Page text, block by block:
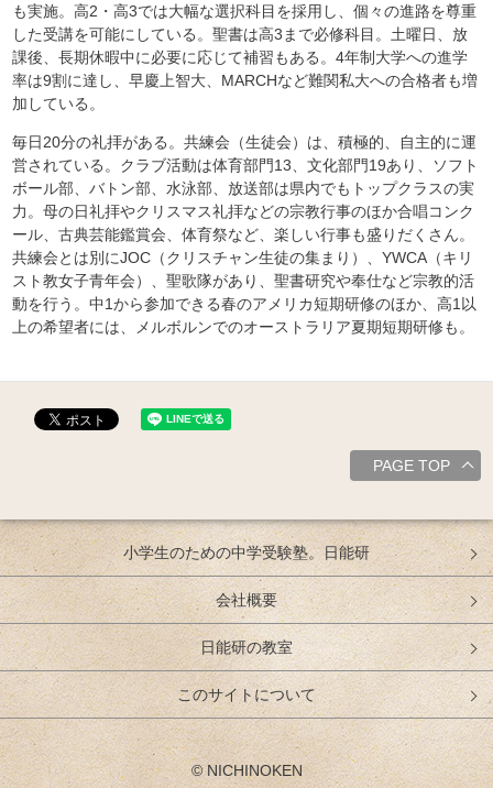
も実施。高2・高3では大幅な選択科目を採用し、個々の進路を尊重
した受講を可能にしている。聖書は高3まで必修科目。土曜日、放
課後、長期休暇中に必要に応じて補習もある。4年制大学への進学
率は9割に達し、早慶上智大、MARCHなど難関私大への合格者も増
加している。
毎日20分の礼拝がある。共練会（生徒会）は、積極的、自主的に運
営されている。クラブ活動は体育部門13、文化部門19あり、ソフト
ボール部、バトン部、水泳部、放送部は県内でもトップクラスの実
力。母の日礼拝やクリスマス礼拝などの宗教行事のほか合唱コンク
ール、古典芸能鑑賞会、体育祭など、楽しい行事も盛りだくさん。
共練会とは別にJOC（クリスチャン生徒の集まり）、YWCA（キリ
スト教女子青年会）、聖歌隊があり、聖書研究や奉仕など宗教的活
動を行う。中1から参加できる春のアメリカ短期研修のほか、高1以
上の希望者には、メルボルンでのオーストラリア夏期短期研修も。
PAGE TOP
小学生のための中学受験塾。日能研
会社概要
日能研の教室
このサイトについて
© NICHINOKEN